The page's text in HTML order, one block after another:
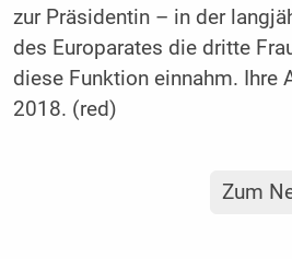
zur Präsidentin – in der
des Europarates die dritte
diese Funktion einnahm. Ihre
2018. (red)
Zum